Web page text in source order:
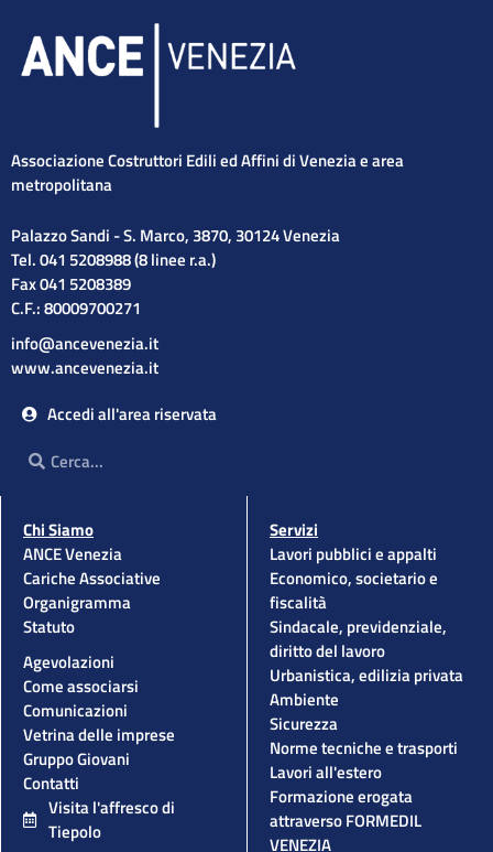
Associazione Costruttori Edili ed Affini di Venezia e area
metropolitana
Palazzo Sandi - S. Marco, 3870, 30124 Venezia
Tel. 041 5208988 (8 linee r.a.)
Fax 041 5208389
C.F.: 80009700271
info@ancevenezia.it
www.ancevenezia.it
Accedi all'area riservata
Cerca
Chi Siamo
ANCE Venezia
Cariche Associative
Organigramma
Statuto
Agevolazioni
Come associarsi
Comunicazioni
Vetrina delle imprese
Gruppo Giovani
Contatti
Visita l'affresco di
Tiepolo
Servizi
Lavori pubblici e appalti
Economico, societario e
fiscalità
Sindacale, previdenziale,
diritto del lavoro
Urbanistica, edilizia privata
Ambiente
Sicurezza
Norme tecniche e trasporti
Lavori all'estero
Formazione erogata
attraverso FORMEDIL
VENEZIA